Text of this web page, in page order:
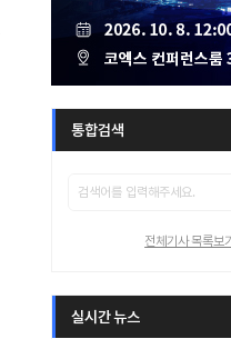
통합검색
전체기사 목록보
실시간 뉴스